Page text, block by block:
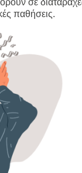
σε
παθήσεις.